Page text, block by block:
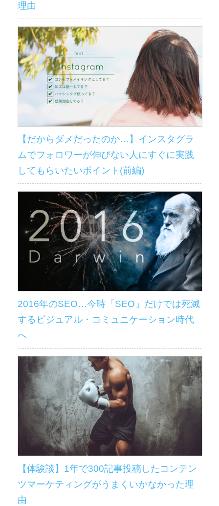
理由
【だからダメだったのか…】インスタグラ
ムでフォロワーが伸びない人にすぐに実践
してもらいたいポイント(前編)
2016年のSEO…今時「SEO」だけでは死滅
するビジュアル・コミュニケーション時代
へ
【体験談】1年で300記事投稿したコンテン
ツマーケティングがうまくいかなかった理
由